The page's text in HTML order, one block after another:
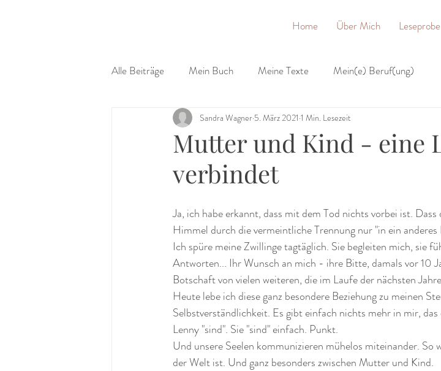
Home Über Mich Leseprobe
Alle Beiträge Mein Buch Meine Texte Mein(e) Beruf(ung)
Mutter und Kind - eine
verbindet
Sandra Wagner 5. März 2021 1 Min. Lesezeit
Ja, ich habe erkannt, dass mit dem Tod nichts vorbei ist.
Himmel durch die vermeintliche Trennung nur "in ein anderes
Ich spüre meine Zwillinge tagtäglich. Sie begleiten mich, sie
Antworten... Ihr Wunsch an mich - ihre Bitte, damals vor 10
Botschaft von vielen weiteren, die im Laufe der nächsten
Heute lebe ich diese ganz besondere Beziehung zu meinen
Selbstverständlichkeit. Es gibt einfach nichts mehr in mir,
Lenny "sind". Sie "sind" einfach. Punkt.
Und unsere Seelen kommunizieren mühelos miteinander. So
der Welt ist. Und ganz besonders zwischen Mutter und Kind.